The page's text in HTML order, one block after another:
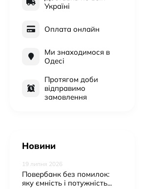
Україні
Оплата онлайн
Ми знаходимося в
Одесі
Протягом доби
відправимо
замовлення
Новини
19 липня 2026
Повербанк без помилок:
яку ємність і потужність...